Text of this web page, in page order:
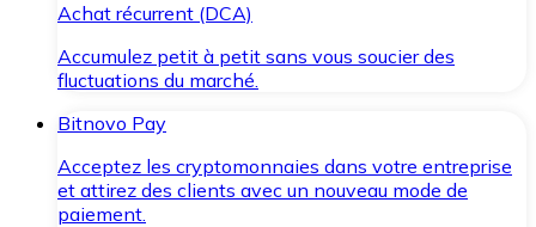
Achat récurrent (DCA)
Accumulez petit à petit sans vous soucier des
fluctuations du marché.
Bitnovo Pay
Acceptez les cryptomonnaies dans votre entreprise
et attirez des clients avec un nouveau mode de
paiement.